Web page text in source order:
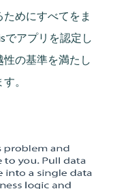
めにすべてをま
でアプリを認定し
の基準を満たし
。